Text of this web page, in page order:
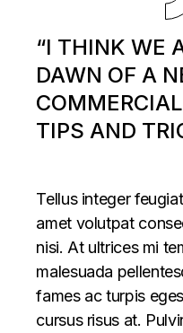
“I THINK WE
DAWN OF A
TIPS AND
Tellus integer
amet volutpat
nisi. At ultrices mi
malesuada
fames ac turpis
cursus risus at.